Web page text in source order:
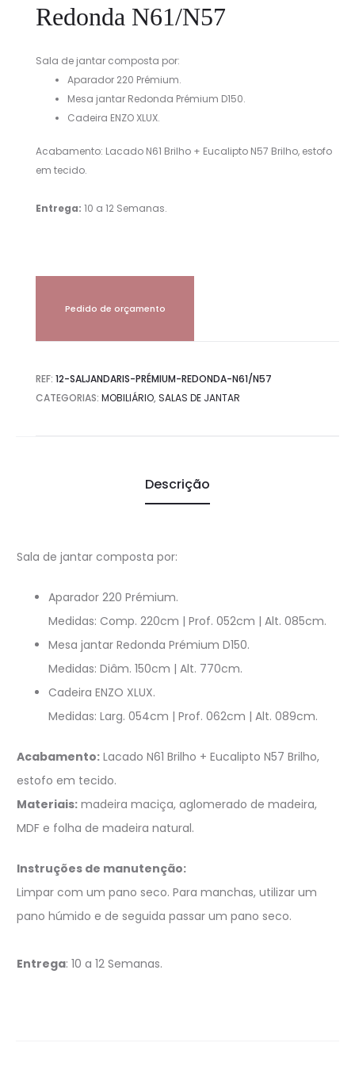
Redonda N61/N57
Sala de jantar composta por:
Aparador 220 Prémium.
Mesa jantar Redonda Prémium D150.
Cadeira ENZO XLUX.
Acabamento: Lacado N61 Brilho + Eucalipto N57 Brilho, estofo
em tecido.
Entrega: 10 a 12 Semanas.
Pedido de orçamento
REF: 12-SALJANDARIS-PRÉMIUM-REDONDA-N61/N57
CATEGORIAS: MOBILIÁRIO, SALAS DE JANTAR
Descrição
Sala de jantar composta por:
Aparador 220 Prémium.
Medidas: Comp. 220cm | Prof. 052cm | Alt. 085cm.
Mesa jantar Redonda Prémium D150.
Medidas: Diâm. 150cm | Alt. 770cm.
Cadeira ENZO XLUX.
Medidas: Larg. 054cm | Prof. 062cm | Alt. 089cm.
Acabamento: Lacado N61 Brilho + Eucalipto N57 Brilho,
estofo em tecido.
Materiais: madeira maciça, aglomerado de madeira,
MDF e folha de madeira natural.
Instruções de manutenção:
Limpar com um pano seco. Para manchas, utilizar um
pano húmido e de seguida passar um pano seco.
Entrega: 10 a 12 Semanas.